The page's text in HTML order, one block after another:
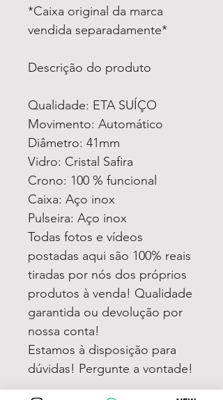
*Caixa original da marca
vendida separadamente*
Descrição do produto
Qualidade: ETA SUÍÇO
Movimento: Automático
Diâmetro: 41mm
Vidro: Cristal Safira
Crono: 100 % funcional
Caixa: Aço inox
Pulseira: Aço inox
Todas fotos e vídeos
postadas aqui são 100% reais
tiradas por nós dos próprios
produtos à venda! Qualidade
garantida ou devolução por
nossa conta!
Estamos à disposição para
dúvidas! Pergunte a vontade!